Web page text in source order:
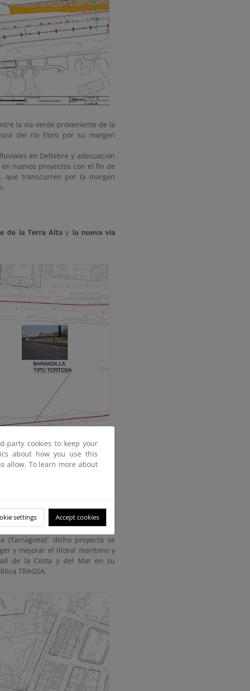
la vía verde proveniente de la
del río Ebro por su margen
en Deltebre y adecuación
nuevos proyectos con el fin de
que transcurren por la margen
de la Terra Alta y la nueva vía
el itinerario hasta el puente
“Proyecto Paseo Fluvial Fase II –
dicho proyecto se
y mejorar el litoral marítimo y
de la Costa y del Mar en su
TRAGSA.
party cookies to keep your
about how you use this
allow. To learn more about
settings Accept cookies